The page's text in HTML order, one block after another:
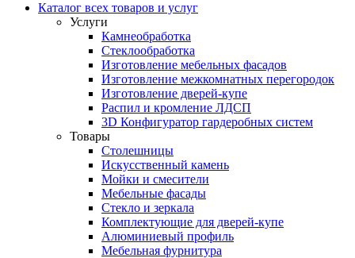
Каталог всех товаров и услуг
Услуги
Камнеобработка
Стеклообработка
Изготовление мебельных фасадов
Изготовление межкомнатных перегородок
Изготовление дверей-купе
Распил и кромление ЛДСП
3D Конфигуратор гардеробных систем
Товары
Столешницы
Искусственный камень
Мойки и смесители
Мебельные фасады
Стекло и зеркала
Комплектующие для дверей-купе
Алюминиевый профиль
Мебельная фурнитура